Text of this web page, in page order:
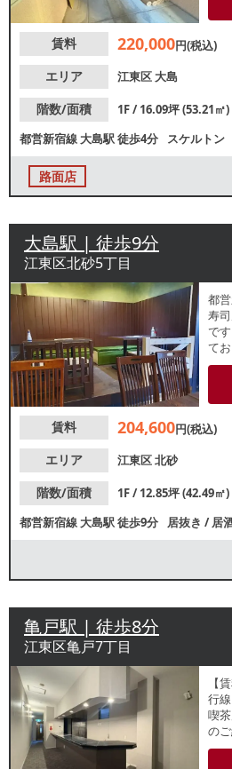
ン
が
賃料 220,000円(税込)
エリア
江東区 大島
階数/面積
1F / 16.09坪 (53.21㎡)
都営新宿線 大島駅徒歩4分 スケルトン
路面店
大島駅 | 徒歩9分
江東区北砂5丁目
都
寿
で
て
集
ン
約
い。
賃料 204,600円(税込)
エリア
江東区北砂
階数/面積
1F / 12.85坪 (42.49㎡)
都営新宿線 大島駅徒歩9分 居抜き /居
亀戸駅 | 徒歩8分
江東区亀戸7丁目
【
行
喫
の
ー
ト